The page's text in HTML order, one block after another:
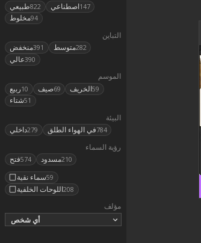
طبيعي822 اصطناعي147
مخلوط94
التباين
منخفض391 متوسط282
عالي390
الموسم
ربيع10 صيف69 الخريف59
شتاء51
البيئة
داخلي279 في الهواء الطلق784
رؤية السماء
فتح574 مسدود210
سماء نقية59
اللوحات الخلفية208
مؤلف
أي شخص